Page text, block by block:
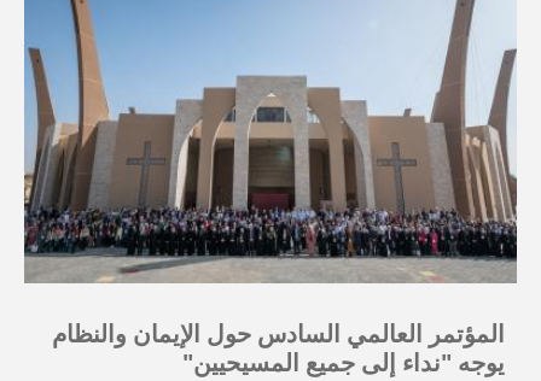
المؤتمر العالمي السادس حول الإيمان والنظام
يوجه "نداء إلى جميع المسيحيين"